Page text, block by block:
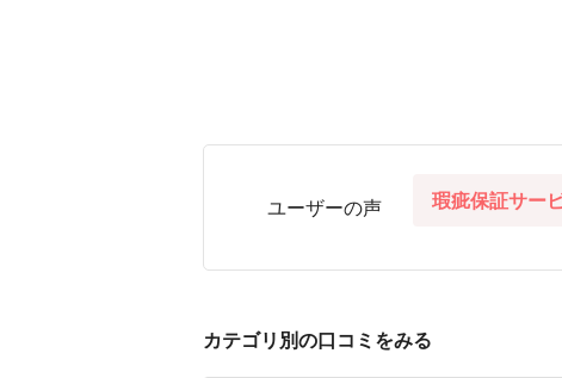
ユーザーの声 瑕疵保証サー
カテゴリ別の口コミをみる